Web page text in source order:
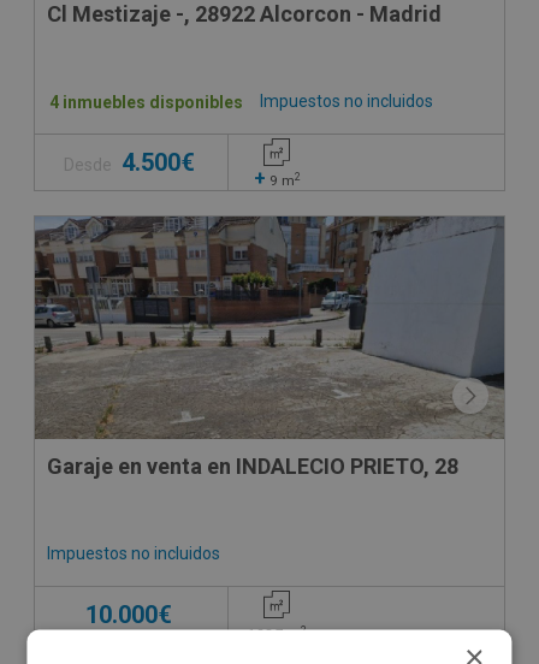
Cl Mestizaje -, 28922 Alcorcon - Madrid
Impuestos no incluidos
4 inmuebles disponibles
Desde 4.500€
+ 9 m2
CONDICIONES ESPECIALES
Garaje en venta en INDALECIO PRIETO, 28
Impuestos no incluidos
10.000€
128,7m2
×